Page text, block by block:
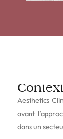
Aesthetics
avant
dans un